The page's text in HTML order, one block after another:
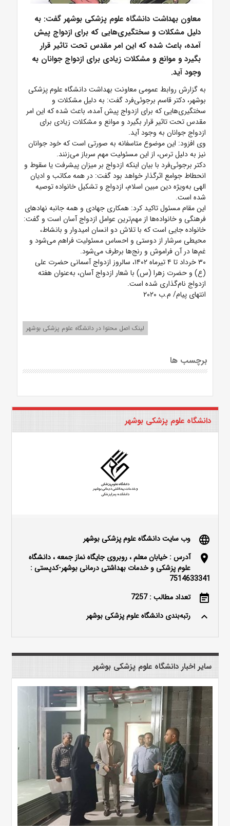
معاون بهداشت دانشگاه علوم پزشکی بوشهر گفت: به
دلیل مشکلات و سختگیری‌هایی که برای ازدواج پیش
آمده، باعث شده که این امر مقدس تحت تاثیر قرار
بگیرد و موانع و مشکلات زیادی برای ازدواج جوانان به
وجود آید.
به گزارش روابط عمومی معاونت بهداشت دانشگاه علوم پزشکی
بوشهر، دکتر قاسم برجوئی‌فرد گفت: به دلیل مشکلات و
سختگیری‌هایی که برای ازدواج پیش آمده، باعث شده که این امر
مقدس تحت تاثیر قرار بگیرد و موانع و مشکلات زیادی برای
ازدواج جوانان به وجود آید.
وی افزود: این موضوع متاسفانه به صورتی است که خود جوانان
نیز به دلیل ترس، از این مسئولیت مهم سرباز می‌زنند.
دکتر برجوئی‌فرد با بیان اینکه ازدواج بر میزان پیشرفت یا سقوط و
انحطاط جوامع اثرگذار خواهد بود گفت: در همه مکاتب و ادیان
الهی به‌ویژه دین مبین اسلام، ازدواج و تشکیل خانواده توصیه
شده است.
این مقام مسئول تاکید کرد: همکاری جهادی و همه جانبه نهادهای
فرهنگی و خانواده‌ها از مهم‌ترین عوامل ازدواج آسان است و گفت:
خانواده جایی است که با تلاش دو انسان امیدوار و بانشاط،
محیطی سرشار از دوستی و احساس مسئولیت فراهم می‌شود و
غم‌ها در آن فراموش و رنج‌ها برطرف می‌شود.
۳۰ خرداد تا ۴ تیرماه ۱۴۰۲، سالروز ازدواج آسمانی حضرت علی
(ع) و حضرت زهرا (س) با شعار ازدواج آسان، به‌عنوان هفته
ازدواج نام‌گذاری شده است.
انتهای پیام/ م.ب ۲۰۲۰
لینک اصل محتوا در دانشگاه علوم پزشکی بوشهر
برچسب ها
دانشگاه علوم پزشکی بوشهر
language وب سایت دانشگاه علوم پزشکی بوشهر
location_on
آدرس : خیابان معلم ، روبروی جایگاه نماز جمعه ، دانشگاه
علوم پزشکی و خدمات بهداشتی درمانی بوشهر-کدپستی :
7514633341
event_note تعداد مطالب : 7257
keyboard_arrow_up رتبه‌بندی دانشگاه علوم پزشکی بوشهر
سایر اخبار دانشگاه علوم پزشکی بوشهر